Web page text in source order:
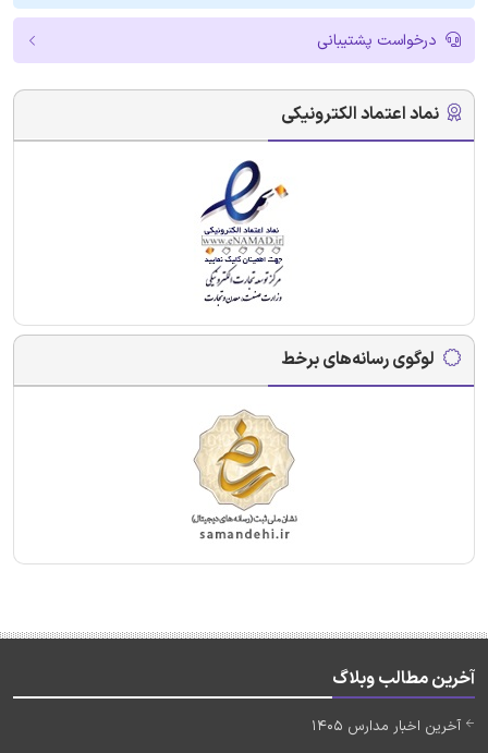
درخواست پشتیبانی
نماد اعتماد الکترونیکی
لوگوی رسانه‌های برخط
آخرین مطالب وبلاگ
آخرین اخبار مدارس 1405